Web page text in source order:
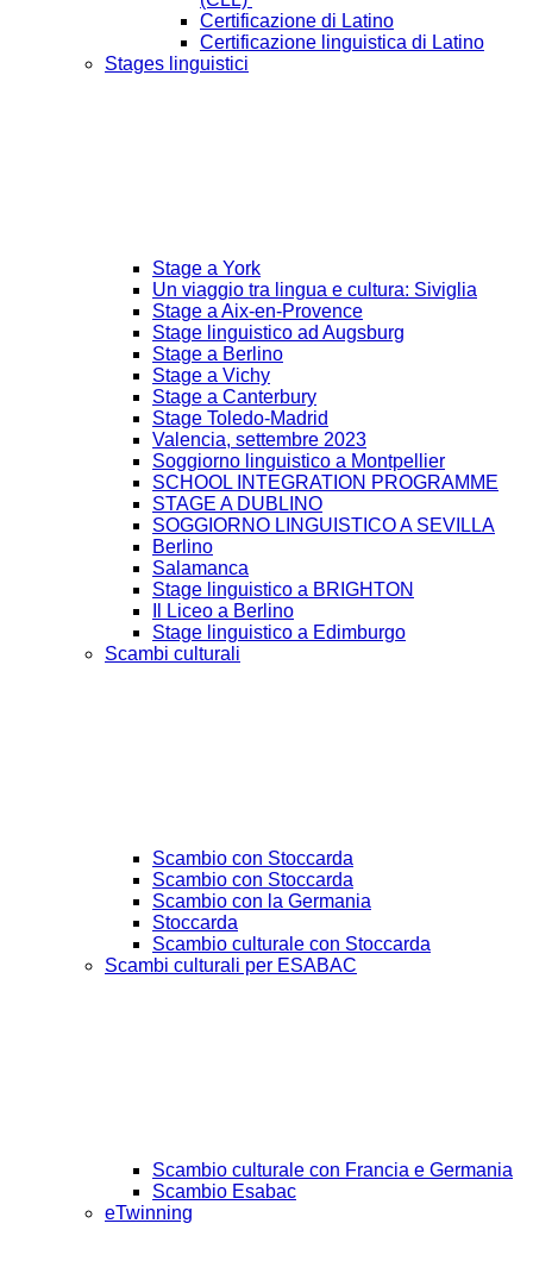
Certificazione di Latino
Certificazione linguistica di Latino
Stages linguistici
Stage a York
Un viaggio tra lingua e cultura: Siviglia
Stage a Aix-en-Provence
Stage linguistico ad Augsburg
Stage a Berlino
Stage a Vichy
Stage a Canterbury
Stage Toledo-Madrid
Valencia, settembre 2023
Soggiorno linguistico a Montpellier
SCHOOL INTEGRATION PROGRAMME
STAGE A DUBLINO
SOGGIORNO LINGUISTICO A SEVILLA
Berlino
Salamanca
Stage linguistico a BRIGHTON
Il Liceo a Berlino
Stage linguistico a Edimburgo
Scambi culturali
Scambio con Stoccarda
Scambio con Stoccarda
Scambio con la Germania
Stoccarda
Scambio culturale con Stoccarda
Scambi culturali per ESABAC
Scambio culturale con Francia e Germania
Scambio Esabac
eTwinning